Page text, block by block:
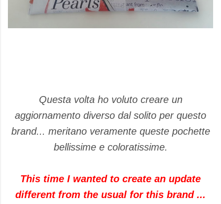
Questa volta ho voluto creare un
aggiornamento diverso dal solito per questo
brand... meritano veramente queste pochette
bellissime e coloratissime.
This time I wanted to create an update
different from the usual for this brand ...